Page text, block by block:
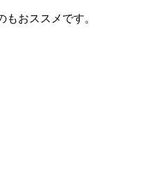
おススメです。